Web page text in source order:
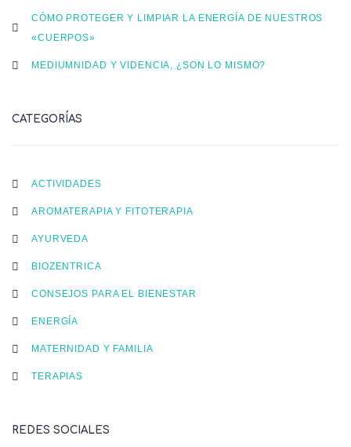
CÓMO PROTEGER Y LIMPIAR LA ENERGÍA DE NUESTROS
«CUERPOS»
MEDIUMNIDAD Y VIDENCIA, ¿SON LO MISMO?
CATEGORÍAS
ACTIVIDADES
AROMATERAPIA Y FITOTERAPIA
AYURVEDA
BIOZENTRICA
CONSEJOS PARA EL BIENESTAR
ENERGÍA
MATERNIDAD Y FAMILIA
TERAPIAS
REDES SOCIALES